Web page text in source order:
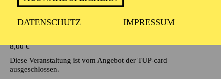
DATENSCHUTZ IMPRESSUM
Essen
8,00€
Diese Veranstaltung ist vom Angebot der TUP-card
ausgeschlossen.